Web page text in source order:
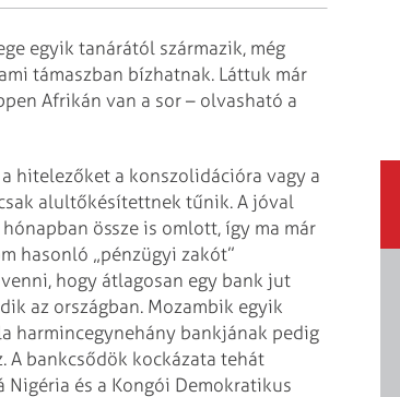
egyik tanárától származik, még
támaszban bízhatnak. Láttuk már
Afrikán van a sor – olvasható a
hitelezőket a konszolidációra vagy a
alultőkésítettnek tűnik. A jóval
össze is omlott, így ma már
hasonló „pénzügyi zakót”
hogy átlagosan egy bank jut
az országban. Mozambik egyik
harmincegynehány bankjának pedig
bankcsődök kockázata tehát
Nigéria és a Kongói Demokratikus